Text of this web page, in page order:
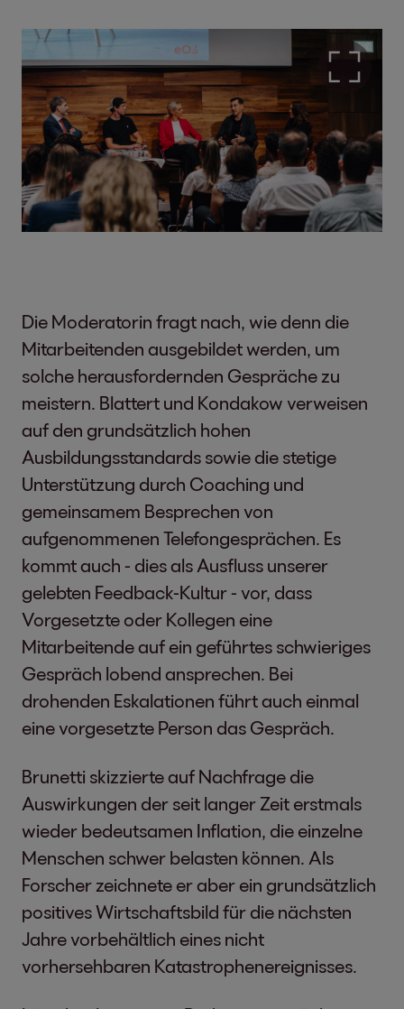
Die Moderatorin fragt nach, wie denn die
Mitarbeitenden ausgebildet werden, um
solche herausfordernden Gespräche zu
meistern. Blattert und Kondakow verweisen
auf den grundsätzlich hohen
Ausbildungsstandards sowie die stetige
Unterstützung durch Coaching und
gemeinsamem Besprechen von
aufgenommenen Telefongesprächen. Es
kommt auch - dies als Ausfluss unserer
gelebten Feedback-Kultur - vor, dass
Vorgesetzte oder Kollegen eine
Mitarbeitende auf ein geführtes schwieriges
Gespräch lobend ansprechen. Bei
drohenden Eskalationen führt auch einmal
eine vorgesetzte Person das Gespräch.
Brunetti skizzierte auf Nachfrage die
Auswirkungen der seit langer Zeit erstmals
wieder bedeutsamen Inflation, die einzelne
Menschen schwer belasten können. Als
Forscher zeichnete er aber ein grundsätzlich
positives Wirtschaftsbild für die nächsten
Jahre vorbehältlich eines nicht
vorhersehbaren Katastrophenereignisses.